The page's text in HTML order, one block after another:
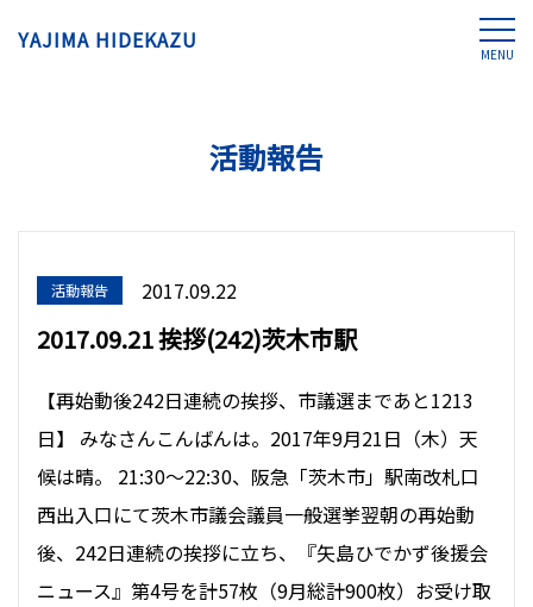
YAJIMA HIDEKAZU
MENU
活動報告
活動報告 2017.09.22
2017.09.21 挨拶(242)茨木市駅
【再始動後242日連続の挨拶、市議選まであと1213
日】 みなさんこんばんは。2017年9月21日（木）天
候は晴。 21:30〜22:30、阪急「茨木市」駅南改札口
西出入口にて茨木市議会議員一般選挙翌朝の再始動
後、242日連続の挨拶に立ち、『矢島ひでかず後援会
ニュース』第4号を計57枚（9月総計900枚）お受け取